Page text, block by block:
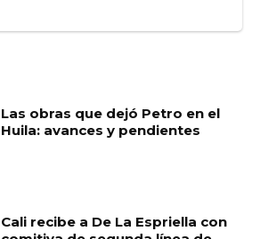
Las obras que dejó Petro en el
Huila: avances y pendientes
Cali recibe a De La Espriella con